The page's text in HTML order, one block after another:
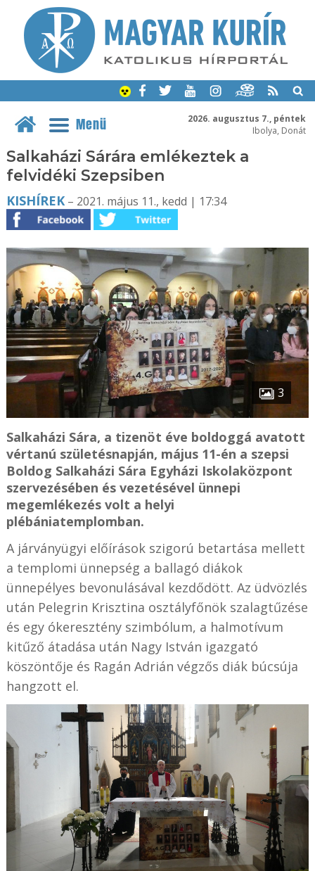
2026. augusztus 7., péntek
Ibolya, Donát
Menü
Salkaházi Sárára emlékeztek a
felvidéki Szepsiben
KISHÍREK– 2021. május 11., kedd | 17:34
3
Salkaházi Sára, a tizenöt éve boldoggá avatott
vértanú születésnapján, május 11-én a szepsi
Boldog Salkaházi Sára Egyházi Iskolaközpont
szervezésében és vezetésével ünnepi
megemlékezés volt a helyi
plébániatemplomban.
A járványügyi előírások szigorú betartása mellett
a templomi ünnepség a ballagó diákok
ünnepélyes bevonulásával kezdődött. Az üdvözlés
után Pelegrin Krisztina osztályfőnök szalagtűzése
és egy ókeresztény szimbólum, a halmotívum
kitűző átadása után Nagy István igazgató
köszöntője és Ragán Adrián végzős diák búcsúja
hangzott el.